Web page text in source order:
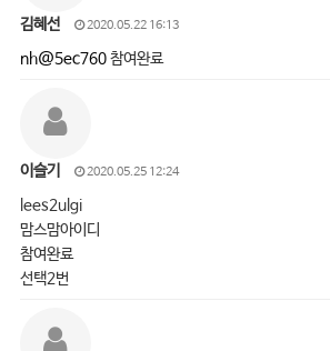
김혜선 2020.05.22 16:13
nh@5ec760참여완료
이슬기 2020.05.25 12:24
lees2ulgi
맘스맘아이디
참여완료
선택2번